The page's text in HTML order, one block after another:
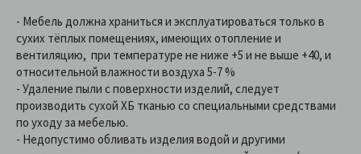
- Мебель должна храниться и эксплуатироваться только в
сухих тёплых помещениях, имеющих отопление и
вентиляцию, при температуре не ниже +5 и не выше +40, и
относительной влажности воздуха 5-7 %
- Удаление пыли с поверхности изделий, следует
производить сухой ХБ тканью со специальными средствами
по уходу за мебелью.
- Недопустимо обливать изделия водой и другими